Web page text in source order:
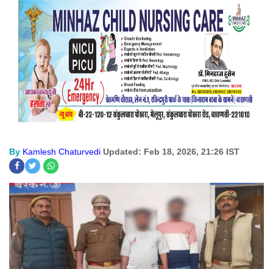
By Kamlesh Chaturvedi Updated: Feb 18, 2026, 21:26 IST